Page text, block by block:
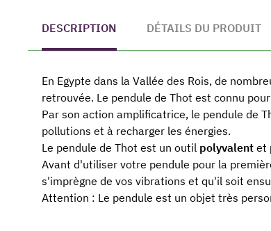
DESCRIPTION DÉTAILS DU PRODUIT
En Egypte dans la Vallée des Rois, de
retrouvée. Le pendule de Thot est connu
Par son action amplificatrice, le pendule de
pollutions et à recharger les énergies.
Le pendule de Thot est un outil polyvalent et
Avant d'utiliser votre pendule pour la
s'imprègne de vos vibrations et qu'il soit
Attention : Le pendule est un objet très